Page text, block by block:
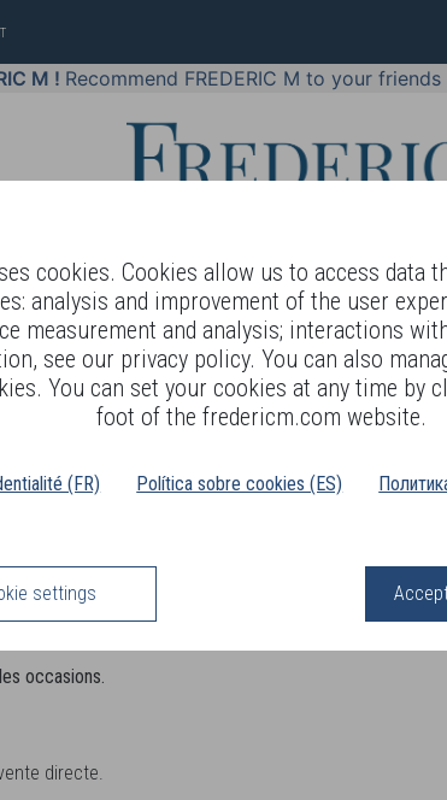
cookies. Cookies allow us to access data
analysis and improvement of the user
measurement and analysis; interactions
see our privacy policy. You can also
You can set your cookies at any time by
foot of the fredericm.com website.
(FR) Política sobre cookies (ES)
settings
M ! Recommend FREDERIC M to your friends
BY BODY LANGUAGE OFFERS COSMETICS
avec nos membres et nos distributeurs des
dont nous collectons et traitons vos données.
pourquoi nous collectons vos données et
ne s’applique pas aux sites internet de
occasions.
directe.